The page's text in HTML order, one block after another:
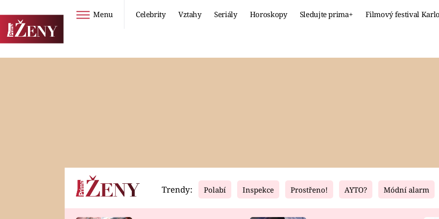
Menu Celebrity Vztahy Seriály Horoskopy Sledujte prima+ Filmový festival
Horoskopy Video Fresh Living
Trendy: Polabí Inspekce Prostřeno! AYTO? Módní alarm